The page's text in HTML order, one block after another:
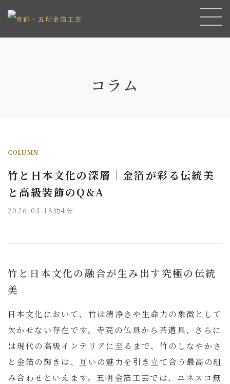
コラム
COLUMN
竹と日本文化の深層｜金箔が彩る伝統美
と高級装飾のQ&A
2026.03.18 約4分
竹と日本文化の融合が生み出す究極の伝統
美
日本文化において、竹は清浄さや生命力の象徴として
欠かせない存在です。寺院の仏具から茶道具、さらに
は現代の高級インテリアに至るまで、竹のしなやかさ
と金箔の輝きは、互いの魅力を引き立て合う最高の組
み合わせといえます。 五明金箔工芸では、ユネスコ無